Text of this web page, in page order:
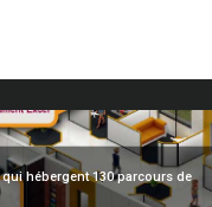
hébergent 130 parcours de